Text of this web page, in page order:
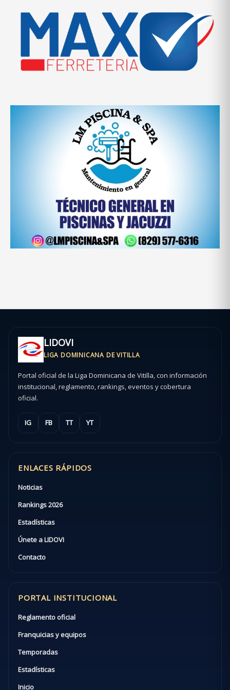
LIDOVI
LIGA DOMINICANA DE VITILLA
Portal oficial de la Liga Dominicana de Vitilla, con información
institucional, reglamento, rankings, eventos y cobertura
oficial.
IG FB TT YT
ENLACES RÁPIDOS
Noticias
Rankings 2026
Estadísticas
Únete a LIDOVI
Contacto
PORTAL INSTITUCIONAL
Reglamento oficial
Franquicias y equipos
Temporadas
Estadísticas
Inicio